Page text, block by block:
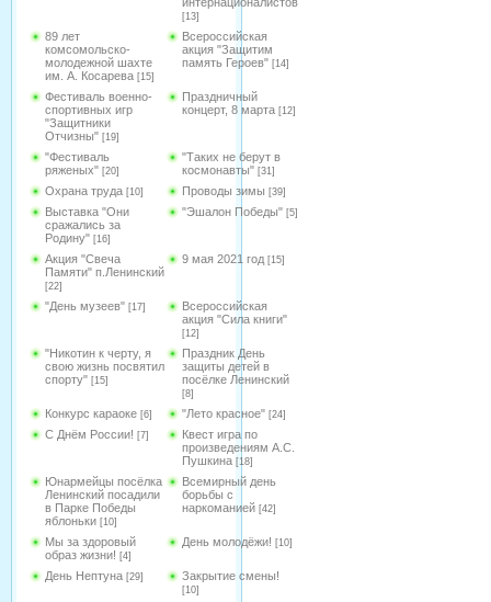
[13]
89 лет
комсомольско-
молодежной шахте
им. А. Косарева [15]
Всероссийская
акция "Защитим
память Героев" [14]
Фестиваль военно-
спортивных игр
"Защитники
Отчизны" [19]
Праздничный
концерт, 8 марта [12]
"Фестиваль
ряженых" [20]
"Таких не берут в
космонавты" [31]
Охрана труда [10] Проводы зимы [39]
Выставка "Они
сражались за
Родину" [16]
"Эшалон Победы" [5]
Акция "Свеча
Памяти" п.Ленинский
[22]
9 мая 2021 год [15]
"День музеев" [17]
Всероссийская
акция "Сила книги"
[12]
"Никотин к черту, я
свою жизнь посвятил
спорту" [15]
Праздник День
защиты детей в
посёлке Ленинский
[8]
Конкурс караоке [6] "Лето красное" [24]
С Днём России! [7]
Квест игра по
произведениям А.С.
Пушкина [18]
Юнармейцы посёлка
Ленинский посадили
в Парке Победы
яблоньки [10]
Всемирный день
борьбы с
наркоманией [42]
Мы за здоровый
образ жизни! [4]
День молодёжи! [10]
День Нептуна [29] Закрытие смены!
[10]